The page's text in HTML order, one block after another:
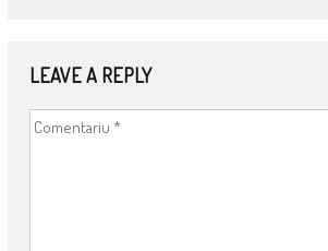
LEAVE A REPLY